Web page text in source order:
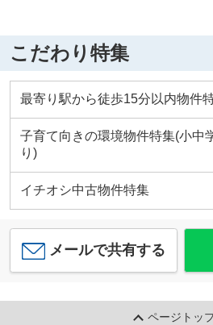
こだわり特集
最寄り駅から徒歩15分以内物件
子育て向きの環境物件特集(小中
り)
イチオシ中古物件特集
メールで共有する
ページトッ